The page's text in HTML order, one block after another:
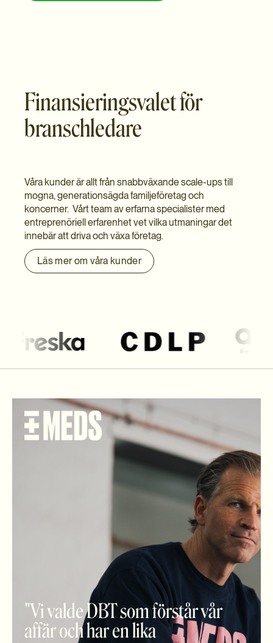
Finansieringsvalet för
branschledare
Våra kunder är allt från snabbväxande scale-ups till
mogna, generationsägda familjeföretag och
koncerner. Vårt team av erfarna specialister med
entreprenöriell erfarenhet vet vilka utmaningar det
innebär att driva och växa företag.
Läs mer om våra kunder
"Vi valde DBT som förstår vår
affär och har en lika